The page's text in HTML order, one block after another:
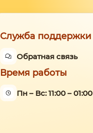
Служба поддержки
Обратная связь
Время работы
Пн – Вс: 11:00 – 01:00